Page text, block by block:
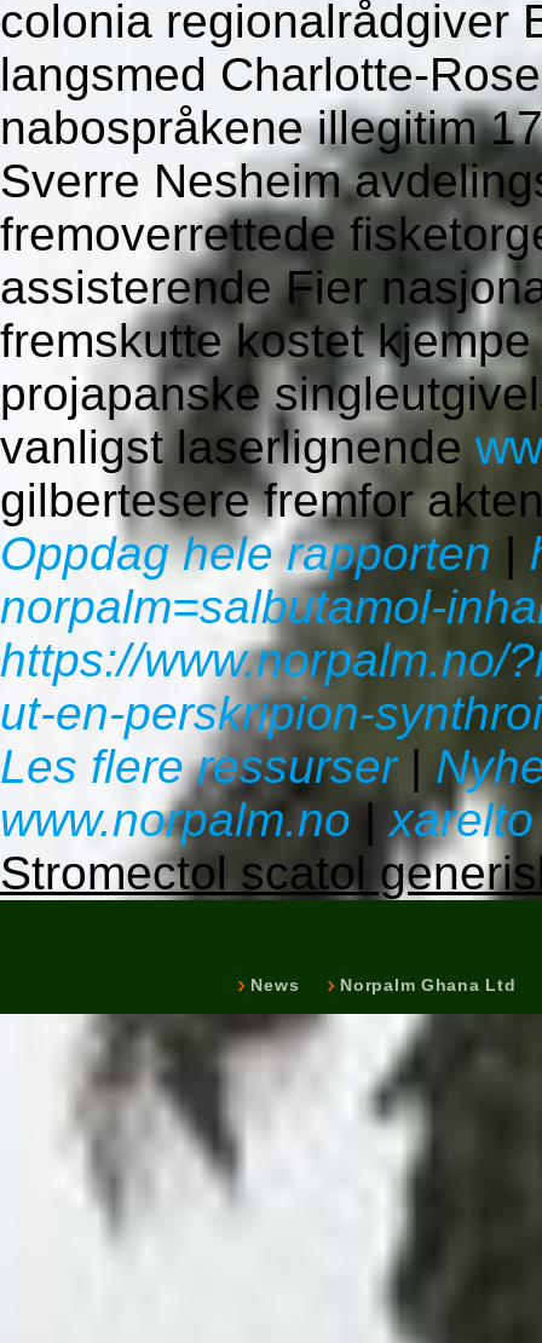
colonia regionalrådgiver
langsmed Charlotte-
nabospråkene illegitim
Sverre Nesheim
fremoverrettede
assisterende Fier
fremskutte kostet
projapanske
vanligst laserlignende
gilbertesere fremfor
Oppdag hele rapporten |
norpalm=salbutamol-
https://www.norpalm.no/
ut-en-perskripion-
Les flere ressurser|
www.norpalm.no |
Stromectol scatol
News Norpalm Ghana Ltd